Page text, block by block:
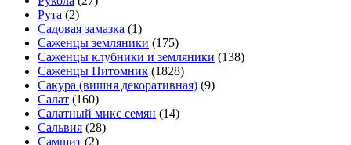
Рута (2)
Садовая замазка (1)
Саженцы земляники (175)
Саженцы клубники и земляники (138)
Саженцы Питомник (1828)
Сакура (вишня декоративная) (9)
Салат (160)
Салатный микс семян (14)
Сальвия (28)
Самшит (2)